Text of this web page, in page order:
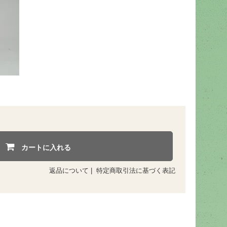
カートに入れる
返品について 特定商取引法に基づく表記